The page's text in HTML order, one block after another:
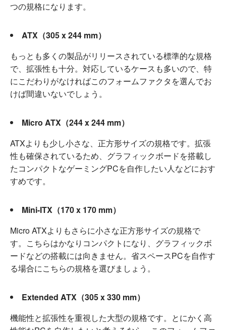
つの規格になります。
ATX（305 x 244 mm）
もっとも多くの製品がリリースされている標準的な規格
で、拡張性も十分。対応しているケースも多いので、特
にこだわりがなければこのフォームファクタを選んでお
けば間違いないでしょう。
Micro ATX（244 x 244 mm）
ATXよりも少し小さな、正方形サイズの規格です。拡張
性も確保されているため、グラフィックボードを搭載し
たコンパクトなゲーミングPCを自作したい人などにおす
すめです。
Mini-ITX（170 x 170 mm）
Micro ATXよりもさらに小さな正方形サイズの規格で
す。こちらはかなりコンパクトになり、グラフィックボ
ードなどの搭載には向きません。省スペースPCを自作す
る場合にこちらの規格を選びましょう。
Extended ATX（305 x 330 mm）
機能性と拡張性を重視した大型の規格です。とにかく高